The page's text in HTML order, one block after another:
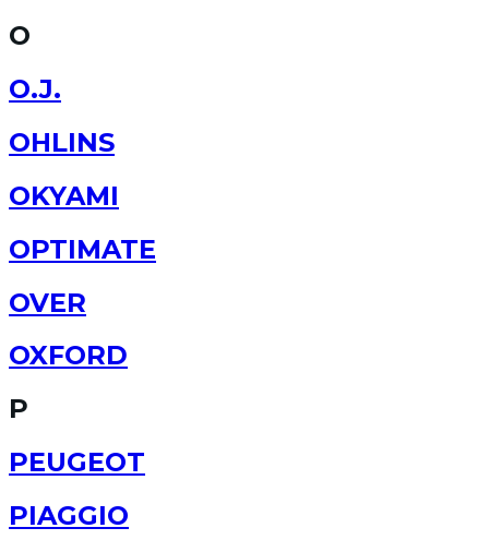
O
O.J.
OHLINS
OKYAMI
OPTIMATE
OVER
OXFORD
P
PEUGEOT
PIAGGIO